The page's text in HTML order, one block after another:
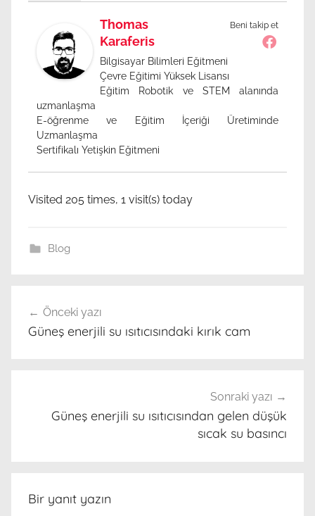
Beni takip et
Thomas
Karaferis
Bilgisayar Bilimleri Eğitmeni
Çevre Eğitimi Yüksek Lisansı
Eğitim Robotik ve STEM alanında
uzmanlaşma
E-öğrenme ve Eğitim İçeriği Üretiminde
Uzmanlaşma
Sertifikalı Yetişkin Eğitmeni
Visited 205 times, 1 visit(s) today
Blog
gezinmesi
Önceki yazı
Güneş enerjili su ısıtıcısındaki kırık cam
Sonraki yazı
Güneş enerjili su ısıtıcısından gelen düşük
sıcak su basıncı
Bir yanıt yazın